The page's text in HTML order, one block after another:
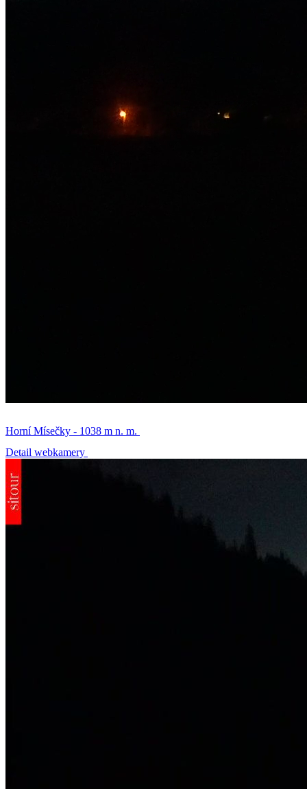
Horní Mísečky - 1038 m n. m.
Detail webkamery